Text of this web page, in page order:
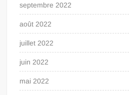
septembre 2022
août 2022
juillet 2022
juin 2022
mai 2022